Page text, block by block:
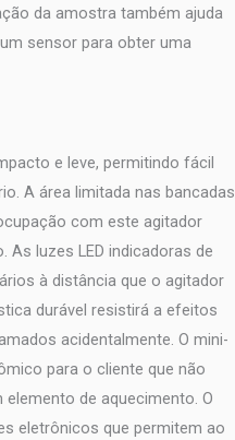
da amostra também ajuda
sensor para obter uma
e leve, permitindo fácil
A área limitada nas bancadas
com este agitador
As luzes LED indicadoras de
à distância que o agitador
durável resistirá a efeitos
acidentalmente. O mini-
para o cliente que não
de aquecimento. O
eletrônicos que permitem ao